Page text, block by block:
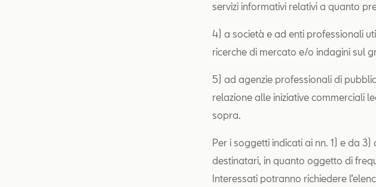
servizi informativi relativi a quanto
4) a società e ad enti professionali
ricerche di mercato e/o indagini sul
5) ad agenzie professionali di
relazione alle iniziative commerciali
sopra.
Per i soggetti indicati ai nn. 1) e da
destinatari, in quanto oggetto di
Interessati potranno richiedere